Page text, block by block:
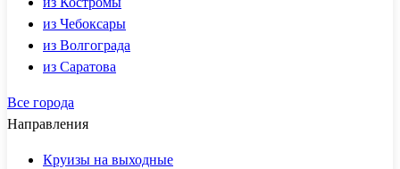
из Чебоксары
из Волгограда
из Саратова
Все города
Направления
Круизы на выходные